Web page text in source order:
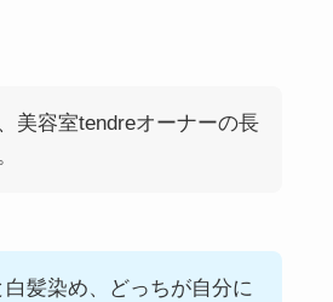
美容室tendreオーナーの長
白髪染め、どっちが自分に